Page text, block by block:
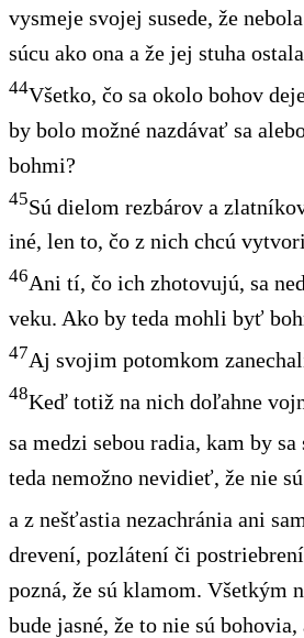
vysmeje svojej susede, že
súcu ako ona a že jej stuha
44Všetko, čo sa okolo bohov
by bolo možné nazdávať sa
bohmi?
45Sú dielom rezbárov a
iné, len to, čo z nich chcú
46Ani tí, čo ich zhotovujú, sa
veku. Ako by teda mohli byť
47Aj svojim potomkom
48Keď totiž na nich doľahne
sa medzi sebou radia, kam by
teda nemožno nevidieť, že nie
a z nešťastia nezachránia ani
drevení, pozlátení či
pozná, že sú klamom. Všetkým
bude jasné, že to nie sú